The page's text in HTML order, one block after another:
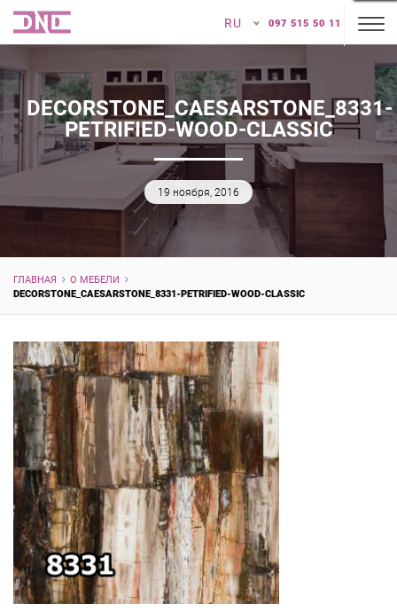
RU 097 515 50 11
DECORSTONE_CAESARSTONE_8331-
PETRIFIED-WOOD-CLASSIC
19 ноября, 2016
ГЛАВНАЯ
О МЕБЕЛИ
DECORSTONE_CAESARSTONE_8331-PETRIFIED-WOOD-CLASSIC